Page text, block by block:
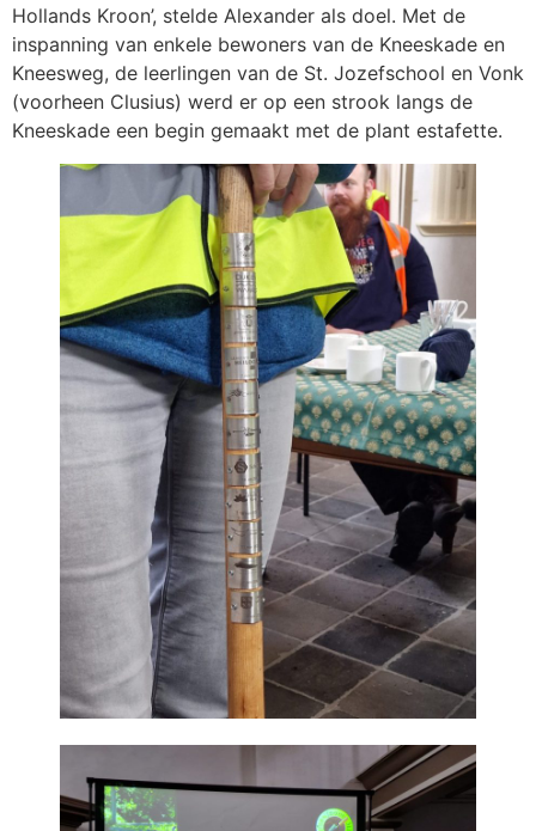
Hollands Kroon’, stelde Alexander als doel. Met de
inspanning van enkele bewoners van de Kneeskade en
Kneesweg, de leerlingen van de St. Jozefschool en Vonk
(voorheen Clusius) werd er op een strook langs de
Kneeskade een begin gemaakt met de plant estafette.